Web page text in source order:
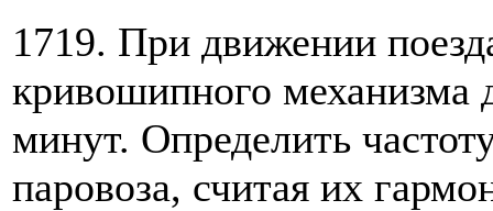
1719. При движении
кривошипного механизма
минут. Определить
паровоза, считая их